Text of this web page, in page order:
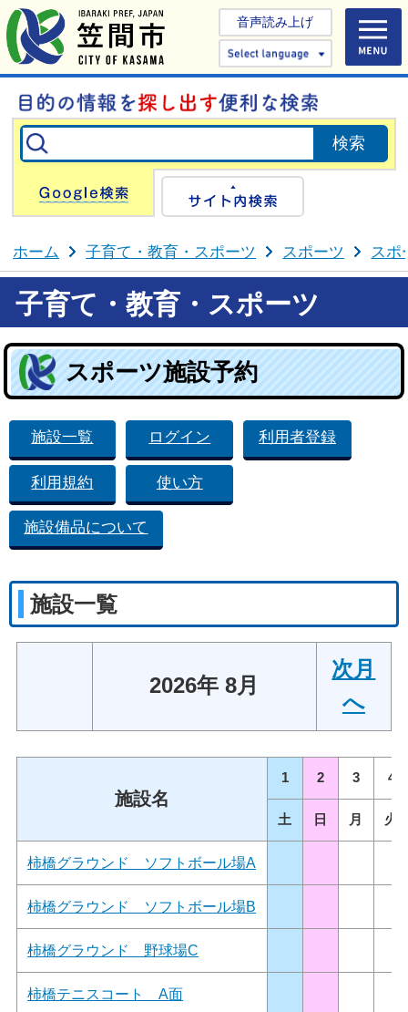
音声読み上げ
Select
Google検索
ホーム 子育て・教育・スポーツ スポーツ スポ
子育て・教育・スポーツ
スポーツ施設予約
施設一覧 ログイン 利用者登録
利用規約 使い方
施設備品について
施設一覧
2026年 8月
次月
へ
施設名
1 2 3 4
土 日 月 火
柿橋グラウンド ソフトボール場A
柿橋グラウンド ソフトボール場B
柿橋グラウンド 野球場C
柿橋テニスコート A面